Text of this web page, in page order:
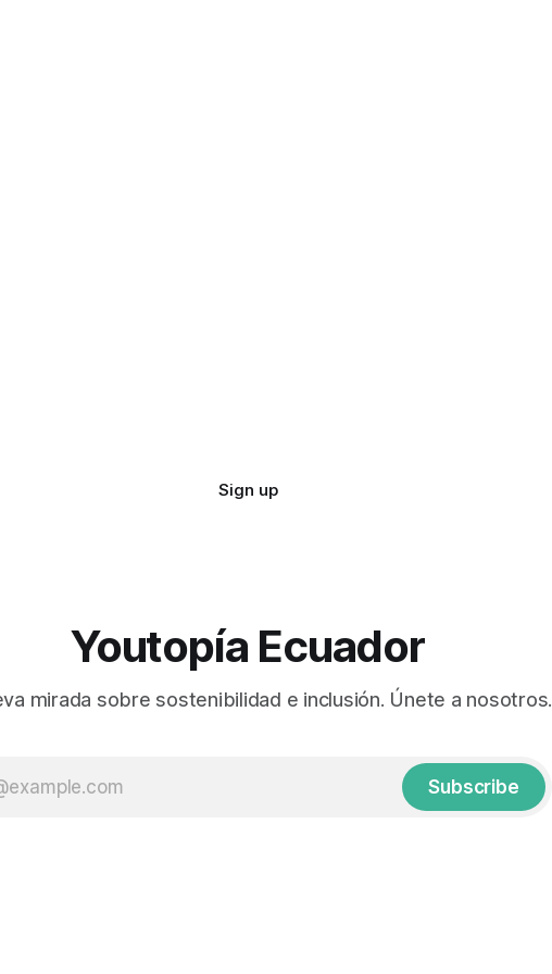
Sign up
Youtopía Ecuador
mirada sobre sostenibilidad e inclusión. Únete a nosotros.
Subscribe